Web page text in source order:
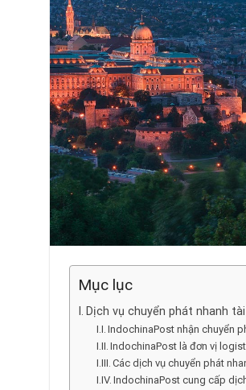
Mục lục
Dịch vụ chuyển phát nhanh
IndochinaPost nhận chuyển
IndochinaPost là đơn vị
Các dịch vụ chuyển phát
IndochinaPost cung cấp